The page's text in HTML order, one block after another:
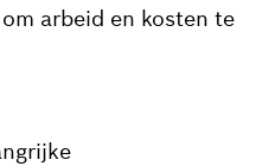
arbeid en kosten te